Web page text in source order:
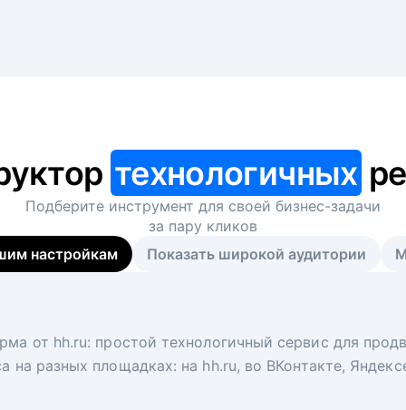
технологичных
Подберите инструмент для своей бизнес-задачи
за пару кликов
настройкам
Показать широкой аудитории
от hh.ru: простой технологичный сервис для
на разных площадках: на hh.ru, во ВКонтакте,
вакансий на главной странице hh.ru.
ключ. Решите, сколько кандидатов и когда вам
рекрутеры и проектные менеджеры hh.ru с